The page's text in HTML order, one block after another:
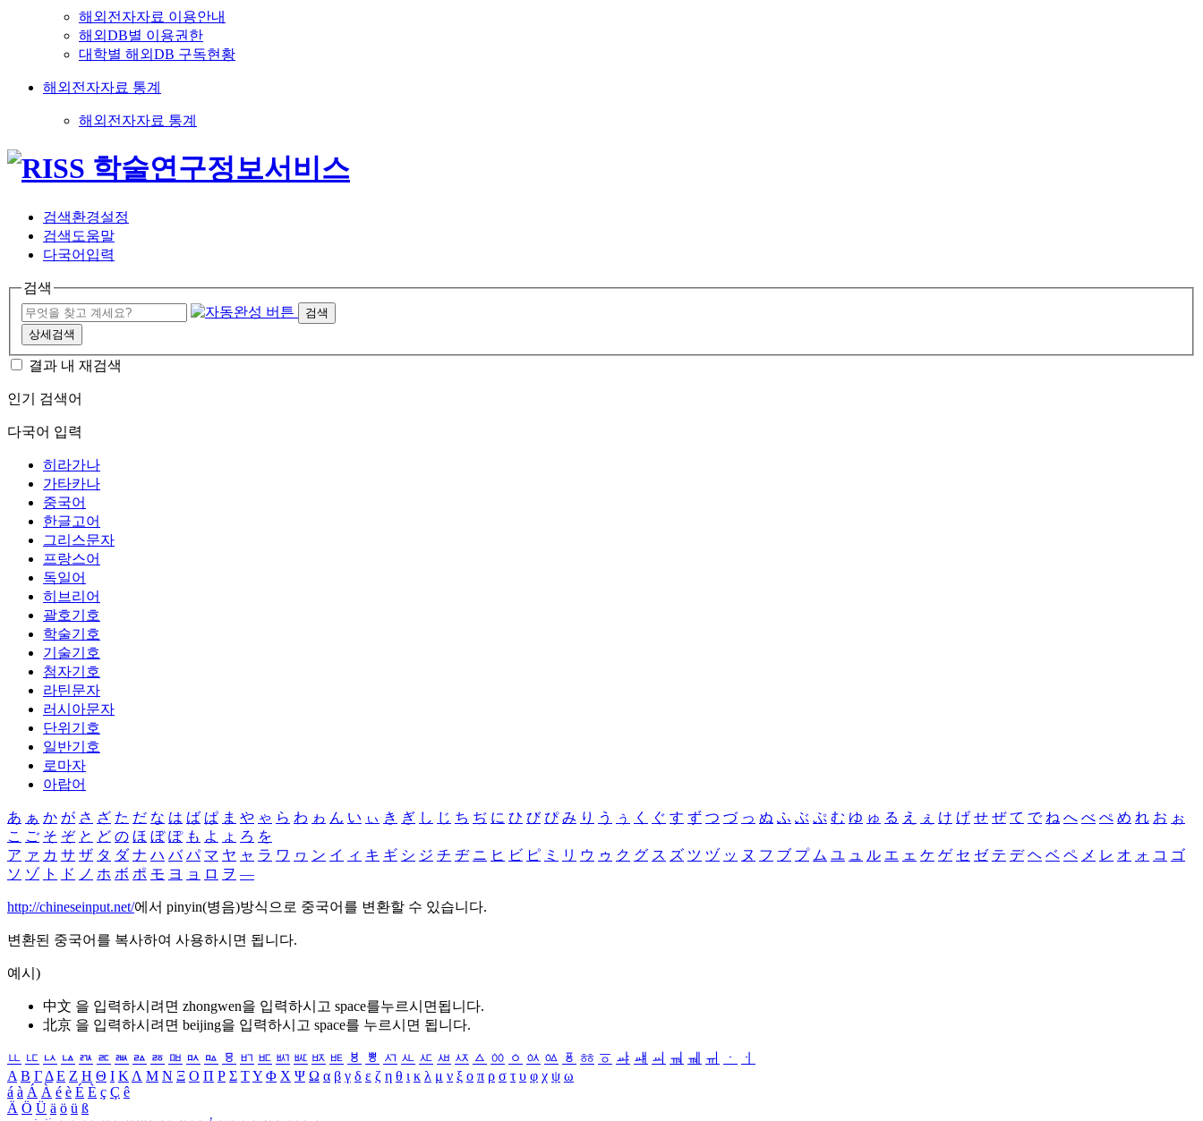
해외전자자료 이용안내
해외DB별 이용권한
대학별 해외DB 구독현황
해외전자자료 통계
해외전자자료 통계
검색환경설정
검색도움말
다국어입력
검색
검색
상세검색
결과 내 재검색
인기 검색어
다국어 입력
히라가나
가타카나
중국어
한글고어
그리스문자
프랑스어
독일어
히브리어
괄호기호
학술기호
기술기호
첨자기호
라틴문자
러시아문자
단위기호
일반기호
로마자
아랍어
あ ぁ か が さ ざ た だ な は ば ぱ ま や ゃ ら わ ゎ ん い ぃ き ぎ し じ ち ぢ に ひ び ぴ み り う ぅ く ぐ す ず つ づ っ ぬ ふ ぶ ぷ む ゆ ゅ る え ぇ け げ せ ぜ て で ね へ べ ぺ め れ お ぉ
こ ご そ ぞ と ど の ほ ぼ ぽ も よ ょ ろ を
ア ァ カ サ ザ タ ダ ナ ハ バ パ マ ヤ ャ ラ ワ ヮ ン イ ィ キ ギ シ ジ チ ヂ ニ ヒ ビ ピ ミ リ ウ ゥ ク グ ス ズ ツ ヅ ッ ヌ フ ブ プ ム ユ ュ ル エ ェ ケ ゲ セ ゼ テ デ ヘ ベ ペ メ レ オ ォ コ ゴ
ソ ゾ ト ド ノ ホ ボ ポ モ ヨ ョ ロ ヲ ―
http://chineseinput.net/에서 pinyin(병음)방식으로 중국어를 변환할 수 있습니다.
변환된 중국어를 복사하여 사용하시면 됩니다.
예시)
中文 을 입력하시려면 zhongwen을 입력하시고 space를누르시면됩니다.
北京 을 입력하시려면 beijing을 입력하시고 space를 누르시면 됩니다.
ㅥ ㅦ ㅧ ㅨ ㅩ ㅪ ㅫ ㅬ ㅭ ㅮ ㅯ ㅰ ㅱ ㅲ ㅳ ㅴ ㅵ ㅶ ㅷ ㅸ ㅹ ㅺ ㅻ ㅼ ㅽ ㅾ ㅿ ㆀ ㆁ ㆂ ㆃ ㆄ ㆅ ㆆ ㆇ ㆈ ㆉ ㆊ ㆋ ㆌ ㆍ
ㆎ
Α Β ΓΔ Ε Ζ Η Θ Ι ΚΛ Μ Ν Ξ Ο Π Ρ Σ ΤΥ Φ Χ Ψ Ω α β γ δ ε ζ η θ ι κ λ μ ν ξ ο π ρ σ τ υ φ χ ψ ω
á à Á À é è É È ç Ç ê
Ä Ö Ü ä ö ü ß